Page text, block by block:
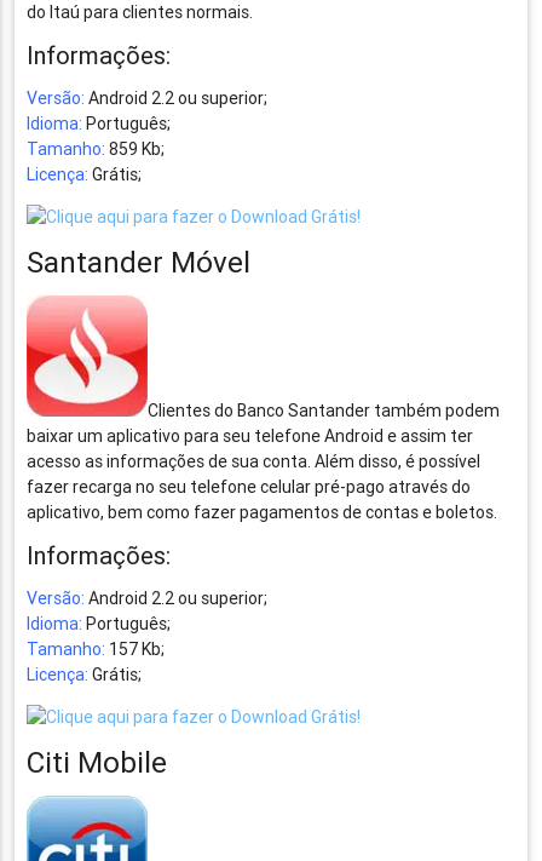
do Itaú para clientes normais.
Informações:
Versão: Android 2.2 ou superior;
Idioma: Português;
Tamanho: 859 Kb;
Licença: Grátis;
Santander Móvel
Clientes do Banco Santander também podem
baixar um aplicativo para seu telefone Android e assim ter
acesso as informações de sua conta. Além disso, é possível
fazer recarga no seu telefone celular pré-pago através do
aplicativo, bem como fazer pagamentos de contas e boletos.
Informações:
Versão: Android 2.2 ou superior;
Idioma: Português;
Tamanho: 157 Kb;
Licença: Grátis;
Citi Mobile